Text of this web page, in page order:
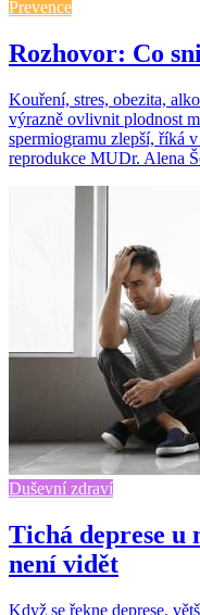
Prevence
Rozhovor: Co
Kouření, stres, obezita,
výrazně ovlivnit plodnost
spermiogramu zlepší, říká
reprodukce MUDr. Alena
Duševní zdraví
Tichá deprese u
není vidět
Když se řekne deprese,